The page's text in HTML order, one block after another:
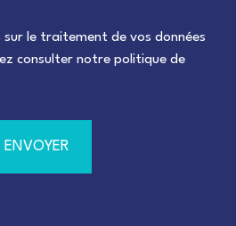
sur le traitement de vos données
consulter notre politique de
ENVOYER